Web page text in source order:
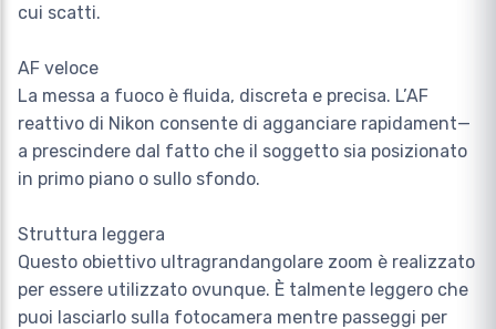
cui scatti.
AF veloce
La messa a fuoco è fluida, discreta e precisa. L’AF
reattivo di Nikon consente di agganciare rapidament—
a prescindere dal fatto che il soggetto sia posizionato
in primo piano o sullo sfondo.
Struttura leggera
Questo obiettivo ultragrandangolare zoom è realizzato
per essere utilizzato ovunque. È talmente leggero che
puoi lasciarlo sulla fotocamera mentre passeggi per